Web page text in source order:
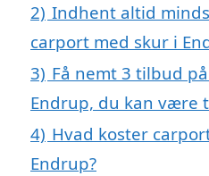
2) Indhent altid
carport med skur i
3) Få nemt 3 tilbud
Endrup, du kan være
4) Hvad koster
Endrup?